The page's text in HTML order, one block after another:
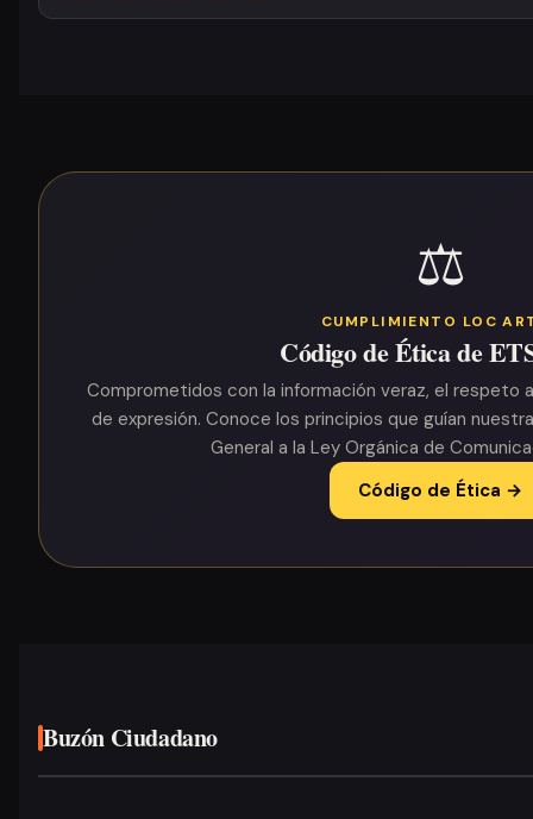
⚖️
CUMPLIMIENTO LOC
Código de Ética de
Comprometidos con la información veraz, el respeto
de expresión. Conoce los principios que guían
General a la Ley Orgánica de
Código de Ética →
Buzón Ciudadano